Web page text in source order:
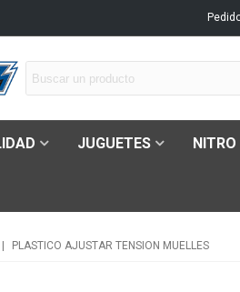
JUGUETES NITRO
PLASTICO AJUSTAR TENSION MUELLES